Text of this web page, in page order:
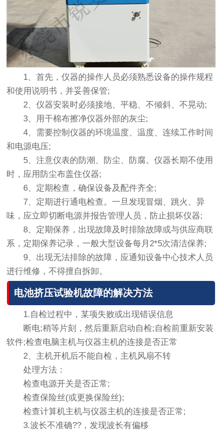
1、首先，仪器的操作人员必须熟悉设备的操作规程
和使用说明书，并妥善保管;
2、仪器安装时必须接地、平稳、不倾斜、不晃动;
3、用干棉布擦净仪器外部的灰尘;
4、需要控制仪器的环境温度、温度、连续工作时间
和电源电压;
5、注意仪表的防潮、防尘、防腐。仪器长期不使用
时，应用防尘布盖住仪器;
6、定期检查，确保设备及配件齐全;
7、定期进行通电检查。一旦发现冒烟、跳火、异
味，应立即切断电源并报告管理人员，防止损坏仪器;
8、定期保养，出现故障及时排除故障或与供应商联
系，定期保养记录，一般大型设备每月2*5次清洁保养;
9、出现无法排除的故障，应通知设备中心技术人员
进行维修，不得擅自拆卸。
电池挤压试验机故障的解决方法
1.自检过程中，某项失败或出现错误信息
断电;稍等片刻，然后重新启动自检;自检前重新安装
软件;检查电脑主机与仪器主机的连接是否正常
2、主机开机后不能自检，主机风扇不转
处理方法：
检查电源开关是否正常;
检查保险丝(或更换保险丝);
检查计算机主机与仪器主机的连接是否正常;
3.波长不准确??，发现波长有偏移